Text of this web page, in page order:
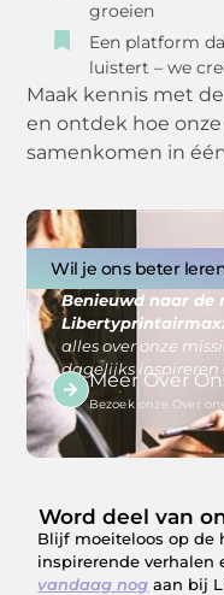
groeien
Een platform
luistert – we
Maak kennis met
en ontdek hoe
samenkomen in
Wil je ons beter
Benieuwd naar de
alles over onze
dagelijks inspireren
Meer Over
Bezoek onze Over
Word deel van
Blijf moeiteloos op de
inspirerende verhalen
vandaag nog aan bij